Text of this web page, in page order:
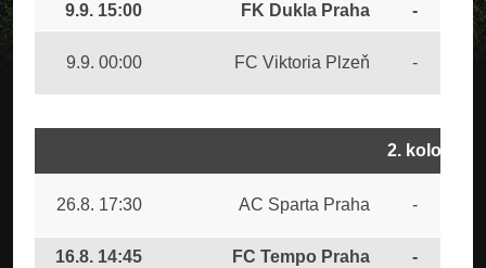
9.9. 15:00 FK Dukla Praha -
9.9. 00:00 FC Viktoria Plzeň -
2. kolo
26.8. 17:30 AC Sparta Praha -
16.8. 14:45 FC Tempo Praha -